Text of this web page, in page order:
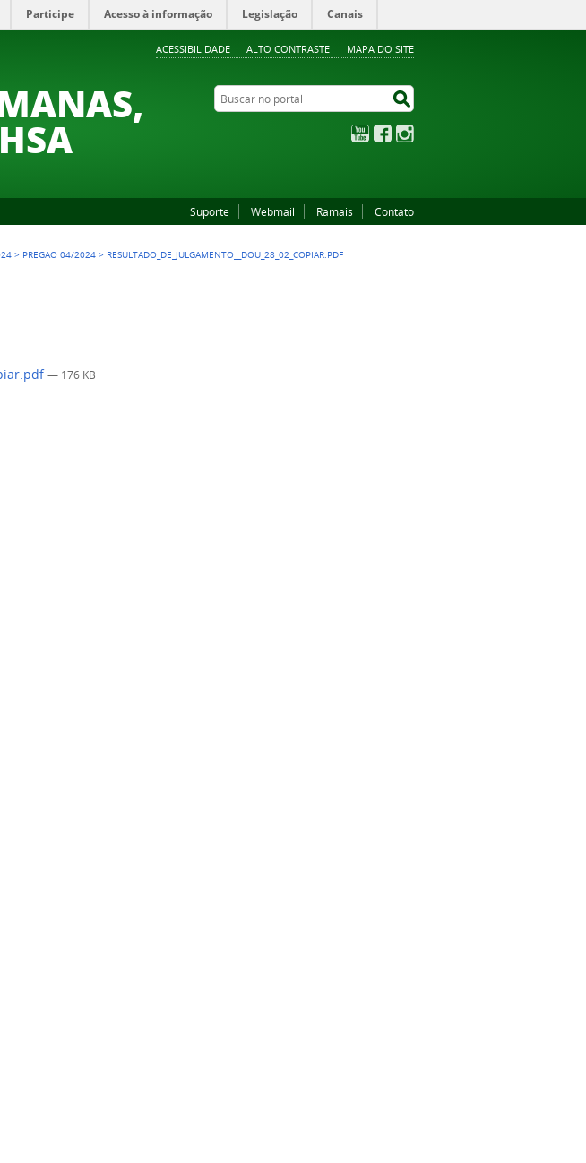
ACESSIBILIDADE ALTO CONTRASTE MAPA DO SITE
Participe Acesso à informação Legislação Canais
Buscar no portal
YouTubeFacebook
Suporte Webmail Ramais Contato
> PREGAO 04/2024 > RESULTADO_DE_JULGAMENTO__DOU_28_02_COPIAR.PDF
— 176 KB